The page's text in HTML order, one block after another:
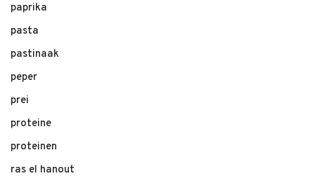
paprika
pasta
pastinaak
peper
prei
proteine
proteinen
ras el hanout